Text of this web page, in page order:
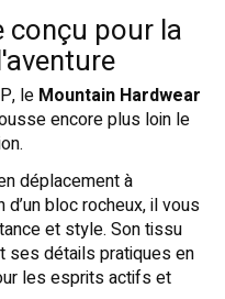
conçu pour la
le Mountain Hardwear
encore plus loin le
déplacement à
bloc rocheux, il vous
et style. Son tissu
ses détails pratiques en
les esprits actifs et